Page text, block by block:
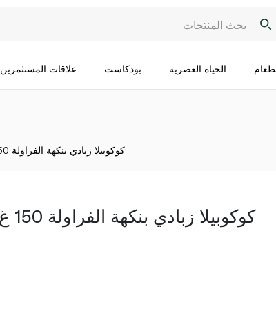
الحياة العصرية بودكاست علاقات المستثمرين
كوكوبيلا زبادي بنكهة الفراولة 150 غ
كوكوبيلا زبادي بنكهة الفراولة 150 غ